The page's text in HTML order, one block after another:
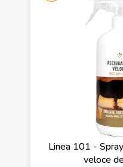
Linea 101 -
veloce